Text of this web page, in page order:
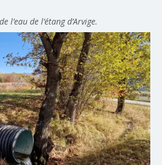
l’eau de l’étang d’Arvige.